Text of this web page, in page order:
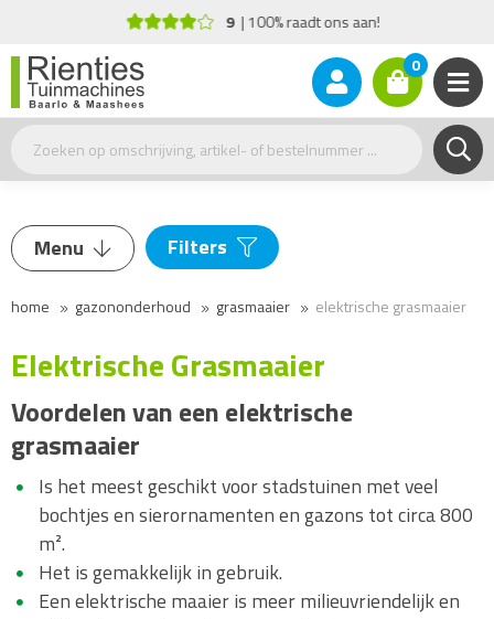
9 100% raadt ons aan!
0
Menu Filters
Grasmaaier
Benzine grasmaaier
Elektrische grasmaaier
Kooimaaier
Mulch grasmaaier
Ruwterreinmaaier
Balkmaaier
Walsmaaier
Maaibreedte
Merk
Stihl(3)
home gazononderhoud grasmaaier elektrische grasmaaier
Elektrische Grasmaaier
Voordelen van een elektrische
grasmaaier
Is het meest geschikt voor stadstuinen met veel
bochtjes en sierornamenten en gazons tot circa 800
m².
Het is gemakkelijk in gebruik.
Een elektrische maaier is meer milieuvriendelijk en